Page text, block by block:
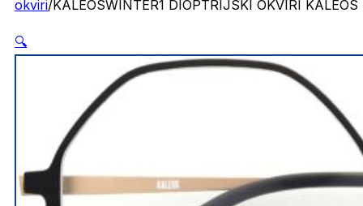
okviri/KALEOSWINTER1 DIOPTRIJSKI OKVIRI KALEOS
🔍